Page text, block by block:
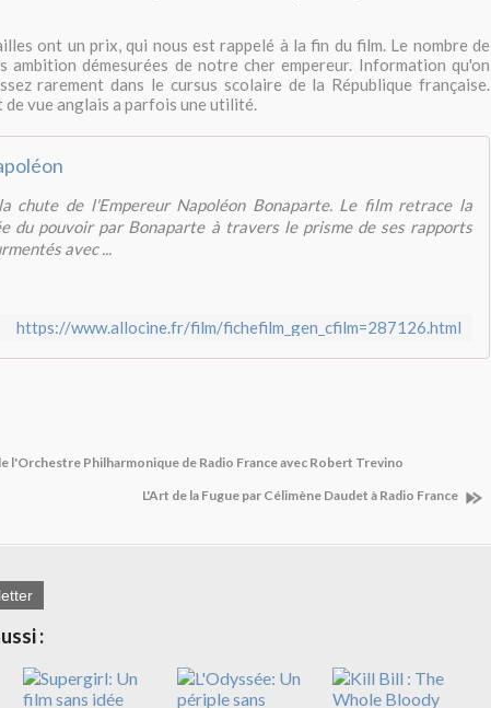
ont un prix, qui nous est rappelé à la fin du film. Le nombre de
ambition démesurées de notre cher empereur. Information qu'on
rarement dans le cursus scolaire de la République française.
de vue anglais a parfois une utilité.
chute de l'Empereur Napoléon Bonaparte. Le film retrace la
du pouvoir par Bonaparte à travers le prisme de ses rapports
avec ...
https://www.allocine.fr/film/fichefilm_gen_cfilm=287126.html
l'Orchestre Philharmonique de Radio France avec Robert Trevino
L'Art de la Fugue par Célimène Daudet à Radio France
: